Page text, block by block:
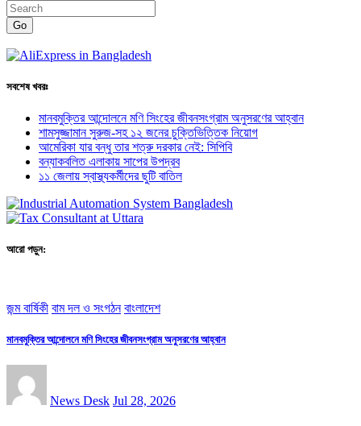
Go
সবশেষ খবরঃ
মানবমুক্তির আন্দোলনে মণি সিংহের জীবনসংগ্রাম অনুসরণের আহ্বান
শামসুজ্জামান সুরুজ-সহ ১২ জনের চুক্তিভিত্তিক নিয়োগ
আমেরিকা যার বন্ধু তার শত্রু দরকার নেই: সিপিবি
বন্যাকবলিত এলাকায় সাপের উপদ্রব
১১ জেলায় স্বাস্থ্যকর্মীদের ছুটি বাতিল
আরো পড়ুন:
জন্ম বার্ষিকী বাম দল ও সংগঠন বাংলাদেশ
মানবমুক্তির আন্দোলনে মণি সিংহের জীবনসংগ্রাম অনুসরণের আহ্বান
News Desk Jul 28, 2026